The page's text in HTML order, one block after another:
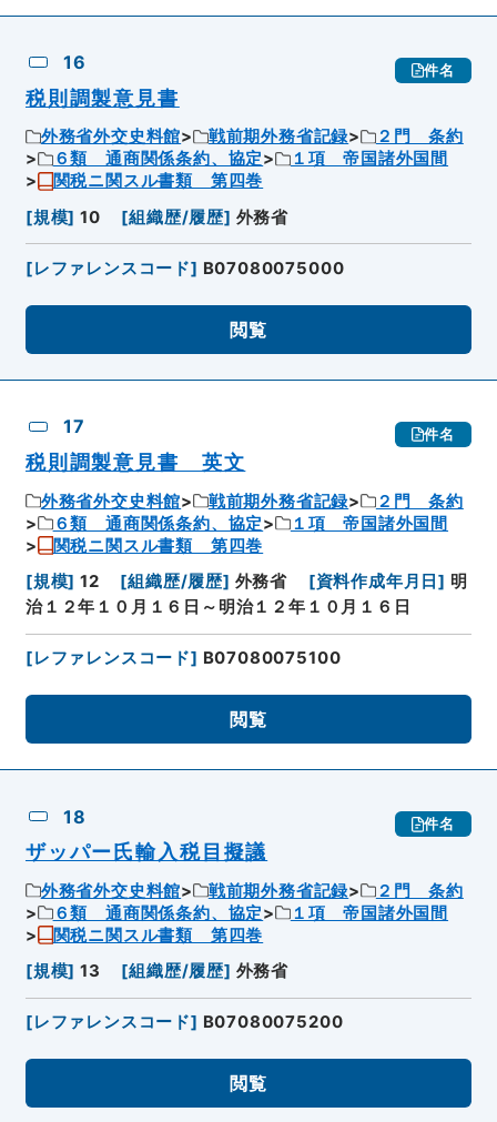
16 件名
税則調製意見書
外務省外交史料館 戦前期外務省記録
２門 条約
６類 通商関係条約、協定
１項 帝国諸外国間
関税ニ関スル書類 第四巻
[規模] 10 [組織歴/履歴] 外務省
[レファレンスコード] B07080075000
閲覧
17 件名
税則調製意見書 英文
外務省外交史料館 戦前期外務省記録
２門 条約
６類 通商関係条約、協定
１項 帝国諸外国間
関税ニ関スル書類 第四巻
[規模] 12 [組織歴/履歴] 外務省 [資料作成年月日] 明
治１２年１０月１６日～明治１２年１０月１６日
[レファレンスコード] B07080075100
閲覧
18 件名
ザッパー氏輸入税目擬議
外務省外交史料館 戦前期外務省記録
２門 条約
６類 通商関係条約、協定
１項 帝国諸外国間
関税ニ関スル書類 第四巻
[規模] 13 [組織歴/履歴] 外務省
[レファレンスコード] B07080075200
閲覧